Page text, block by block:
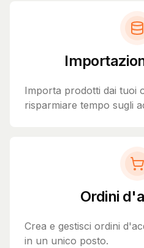
Importa prodotti dai tuoi
risparmiare tempo sugli
Ordini
Crea e gestisci ordini
in un unico posto.